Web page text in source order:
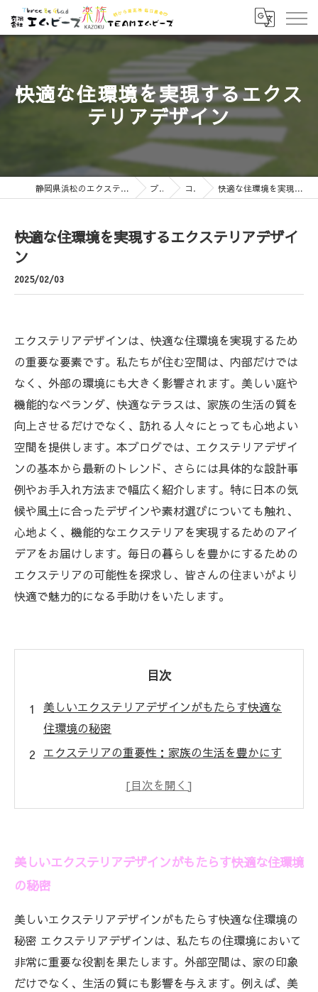
快適な住環境を実現するエクス
テリアデザイン
静岡県浜松のエクステリアなら有限会社エムビーズ ブログ コラム 快適な住環境を実現するエクステリアデザイン
快適な住環境を実現するエクステリアデザイ
ン
2025/02/03
エクステリアデザインは、快適な住環境を実現するため
の重要な要素です。私たちが住む空間は、内部だけでは
なく、外部の環境にも大きく影響されます。美しい庭や
機能的なベランダ、快適なテラスは、家族の生活の質を
向上させるだけでなく、訪れる人々にとっても心地よい
空間を提供します。本ブログでは、エクステリアデザイ
ンの基本から最新のトレンド、さらには具体的な設計事
例やお手入れ方法まで幅広く紹介します。特に日本の気
候や風土に合ったデザインや素材選びについても触れ、
心地よく、機能的なエクステリアを実現するためのアイ
デアをお届けします。毎日の暮らしを豊かにするための
エクステリアの可能性を探求し、皆さんの住まいがより
快適で魅力的になる手助けをいたします。
目次
美しいエクステリアデザインがもたらす快適な
住環境の秘密
エクステリアの重要性：家族の生活を豊かにす
デザインアイデア
最新トレンドを取り入れたエクステリアのスタ
手入れが簡単なエクステリアデザインの構築方
法
心地よい住まいを作るためのエクステリアデザ
美しいエクステリアデザインがもたらす快適な住環境
の秘密
美しいエクステリアデザインがもたらす快適な住環境の
秘密 エクステリアデザインは、私たちの住環境において
非常に重要な役割を果たします。外部空間は、家の印象
だけでなく、生活の質にも影響を与えます。例えば、美